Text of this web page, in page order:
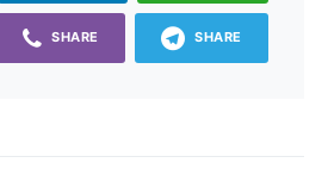
SHARE SHARE